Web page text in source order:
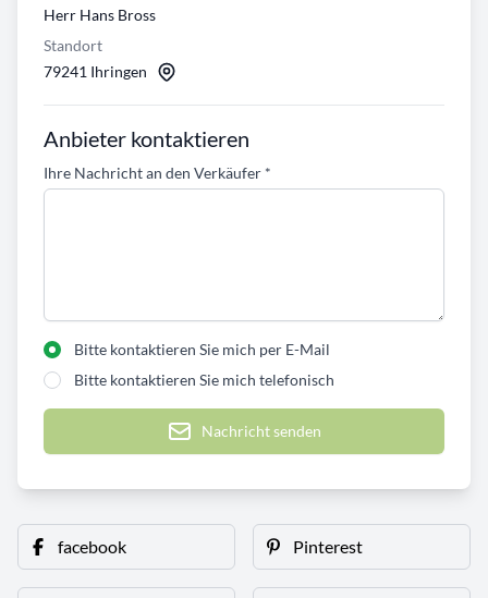
Herr Hans Bross
Standort
79241 Ihringen
Anbieter kontaktieren
Ihre Nachricht an den Verkäufer *
Bitte kontaktieren Sie mich per E-Mail
Bitte kontaktieren Sie mich telefonisch
Nachricht senden
facebook Pinterest